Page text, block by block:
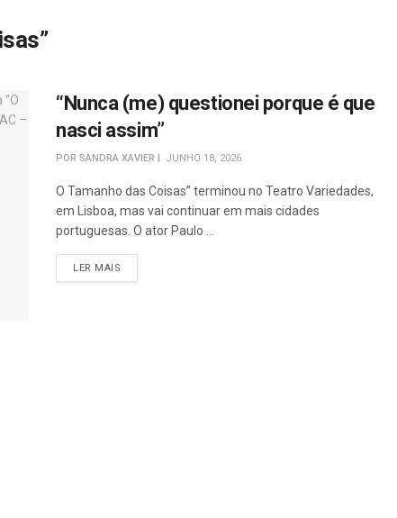
“Nunca (me) questionei porque é que
nasci assim”
POR SANDRA XAVIER JUNHO 18, 2026
O Tamanho das Coisas” terminou no Teatro Variedades,
em Lisboa, mas vai continuar em mais cidades
portuguesas. O ator Paulo ...
LER MAIS